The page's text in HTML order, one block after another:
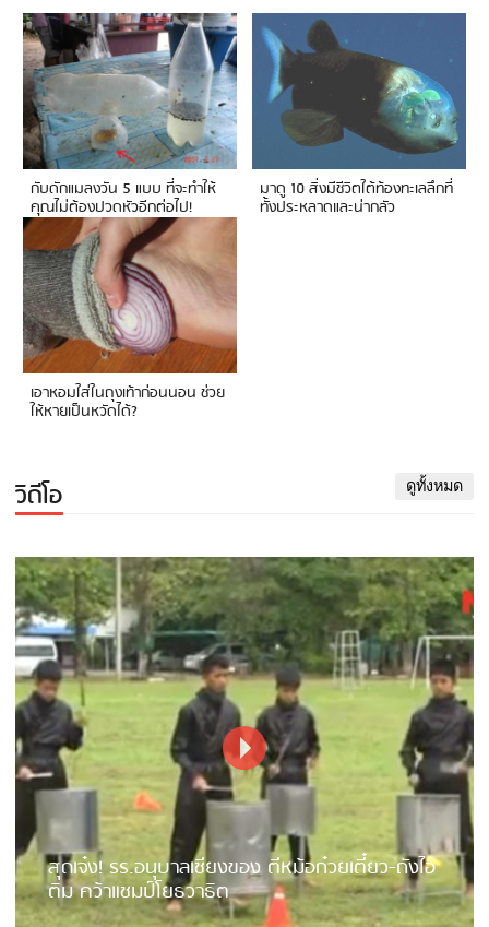
กับดักแมลงวัน 5 แบบ ที่จะทำให้
คุณไม่ต้องปวดหัวอีกต่อไป!
มาดู 10 สิ่งมีชีวิตใต้ท้องทะเลลึกที่
ทั้งประหลาดและน่ากลัว
เอาหอมใส่ในถุงเท้าก่อนนอน ช่วย
ให้หายเป็นหวัดได้?
วิดีโอ ดูทั้งหมด
สุดเจ๋ง! รร.อนุบาลเชียงของ ตีหม้อก๋วยเตี๋ยว-ถังไอ
ติม คว้าแชมป์โยธวาธิต